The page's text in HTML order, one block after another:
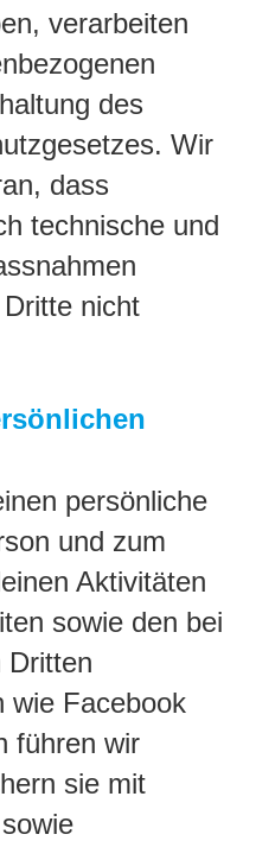
verarbeiten
des
Wir
dass
technische und
nicht
persönliche
und zum
Aktivitäten
sowie den bei
Dritten
wie Facebook
führen wir
sie mit